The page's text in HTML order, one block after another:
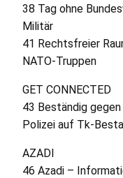
38 Tag ohne
Militär
41 Rechtsfreier
NATO-Truppen
GET CONNECTED
43 Beständig
Polizei auf Tk-
AZADI
46 Azadi –